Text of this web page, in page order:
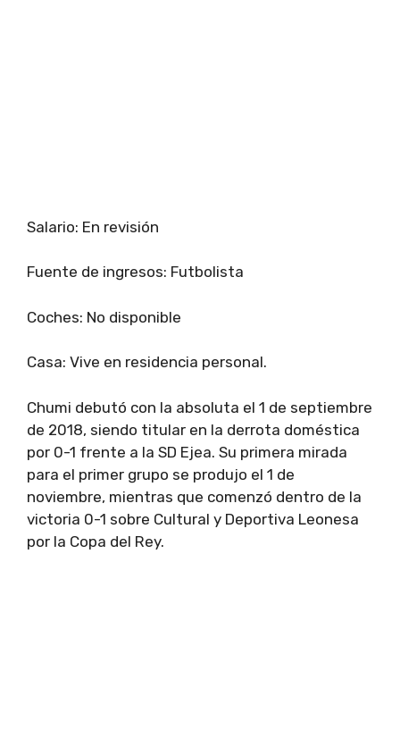
Salario: En revisión
Fuente de ingresos: Futbolista
Coches: No disponible
Casa: Vive en residencia personal.
Chumi debutó con la absoluta el 1 de septiembre
de 2018, siendo titular en la derrota doméstica
por 0-1 frente a la SD Ejea. Su primera mirada
para el primer grupo se produjo el 1 de
noviembre, mientras que comenzó dentro de la
victoria 0-1 sobre Cultural y Deportiva Leonesa
por la Copa del Rey.